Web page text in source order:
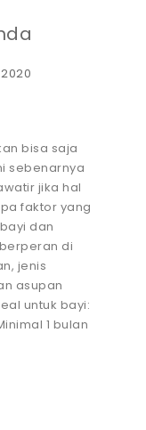
bisa saja
sebenarnya
jika hal
faktor yang
dan
di
jenis
asupan
untuk bayi:
1 bulan